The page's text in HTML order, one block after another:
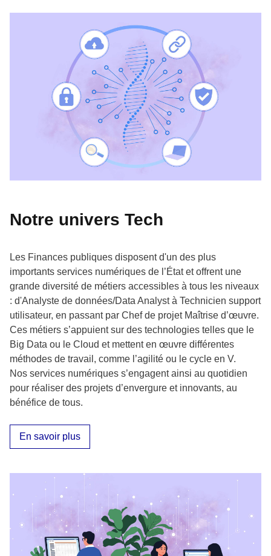
Notre univers Tech
Les Finances publiques disposent d'un des plus
importants services numériques de l’État et offrent une
grande diversité de métiers accessibles à tous les niveaux
: d'Analyste de données/Data Analyst à Technicien support
utilisateur, en passant par Chef de projet Maîtrise d’œuvre.
Ces métiers s’appuient sur des technologies telles que le
Big Data ou le Cloud et mettent en œuvre différentes
méthodes de travail, comme l’agilité ou le cycle en V.
Nos services numériques s’engagent ainsi au quotidien
pour réaliser des projets d’envergure et innovants, au
bénéfice de tous.
En savoir plus